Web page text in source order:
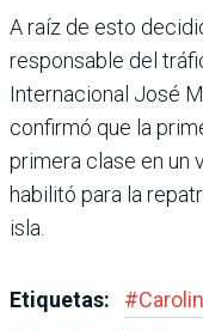
A raíz de esto
responsable del
Internacional José
confirmó que la
primera clase en un
habilitó para la
isla.
Etiquetas: #